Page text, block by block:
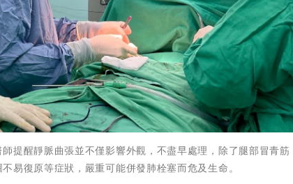
提醒靜脈曲張並不僅影響外觀，不盡早處理，除了腿部冒青筋
易復原等症狀，嚴重可能併發肺栓塞而危及生命。